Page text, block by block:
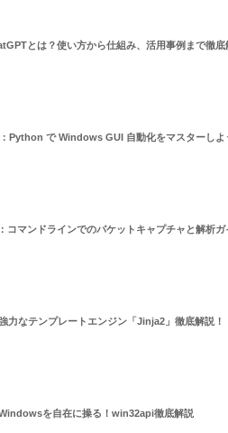
とは？使い方から仕組み、活用事例まで徹底
Python で Windows GUI 自動化をマスターしよ
コマンドラインでのパケットキャプチャと解析ガ
力なテンプレートエンジン「Jinja2」徹底解説！
を自在に操る！win32api徹底解説